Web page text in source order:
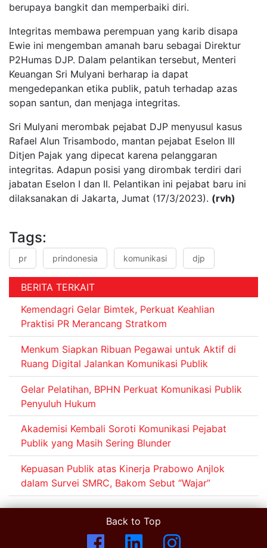
berupaya bangkit dan memperbaiki diri.
Integritas membawa perempuan yang karib disapa
Ewie ini mengemban amanah baru sebagai Direktur
P2Humas DJP. Dalam pelantikan tersebut, Menteri
Keuangan Sri Mulyani berharap ia dapat
mengedepankan etika publik, patuh terhadap azas
sopan santun, dan menjaga integritas.
Sri Mulyani merombak pejabat DJP menyusul kasus
Rafael Alun Trisambodo, mantan pejabat Eselon III
Ditjen Pajak yang dipecat karena pelanggaran
integritas. Adapun posisi yang dirombak terdiri dari
jabatan Eselon I dan II. Pelantikan ini pejabat baru ini
dilaksanakan di Jakarta, Jumat (17/3/2023). (rvh)
Tags:
pr prindonesia komunikasi djp
BERITA TERKAIT
Kemendagri Gelar Bimtek, Perkuat Keahlian
Praktisi PR Merancang Stratkom
Menkum Siapkan Ribuan Pegawai untuk Aktif di
Ruang Digital Jalankan Komunikasi Publik
Gelar Pelatihan, BPHN Perkuat Komunikasi Publik
Penyuluh Hukum
Akademisi Kembali Soroti Komunikasi Pejabat
Publik yang Masih Sering Blunder
Kepuasan Publik atas Kinerja Prabowo Anjlok
dalam Survei SMRC, Bakom Sebut “Wajar”
Back to Top